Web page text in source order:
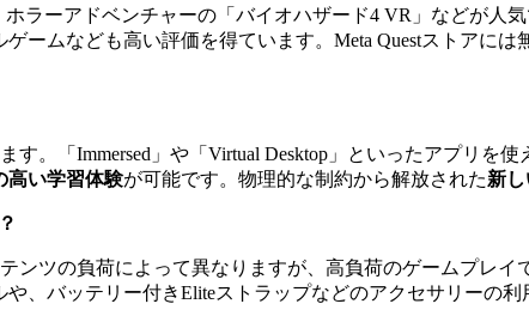
ホラーアドベンチャーの「バイオハザード4 VR」などが
ームなども高い評価を得ています。Meta Questストアに
す。「Immersed」や「Virtual Desktop」といったアプリを
高い学習体験が可能です。物理的な制約から解放された新
ンツの負荷によって異なりますが、高負荷のゲームプレイ
、バッテリー付きEliteストラップなどのアクセサリーの利